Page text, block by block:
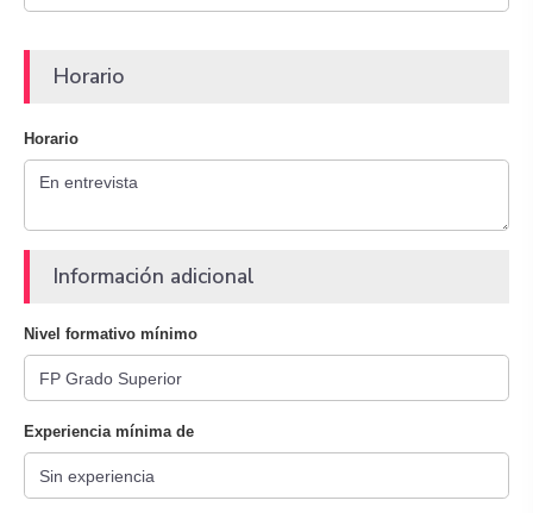
Horario
Horario
Información adicional
Nivel formativo mínimo
Experiencia mínima de